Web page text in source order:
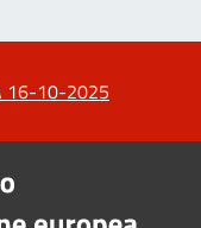
16-10-2025